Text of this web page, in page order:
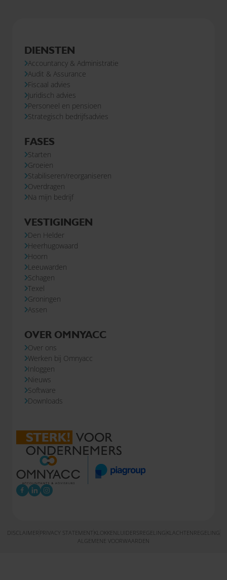
DIENSTEN
Accountancy & Administratie
Audit & Assurance
Fiscaal advies
Juridisch advies
Personeel en pensioen
Strategisch bedrijfsadvies
FASES
Starten
Groeien
Stabiliseren/reorganiseren
Overdragen
Na mijn bedrijf
VESTIGINGEN
Den Helder
Heerhugowaard
Hoorn
Leeuwarden
Schagen
Texel
Groningen
Assen
OVER OMNYACC
Over ons
Werken bij Omnyacc
Inloggen
Nieuws
Software
Downloads
DISCLAIMER PRIVACY STATEMENT KLOKKENLUIDERSREGELING KLACHTENREGELING
ALGEMENE VOORWAARDEN